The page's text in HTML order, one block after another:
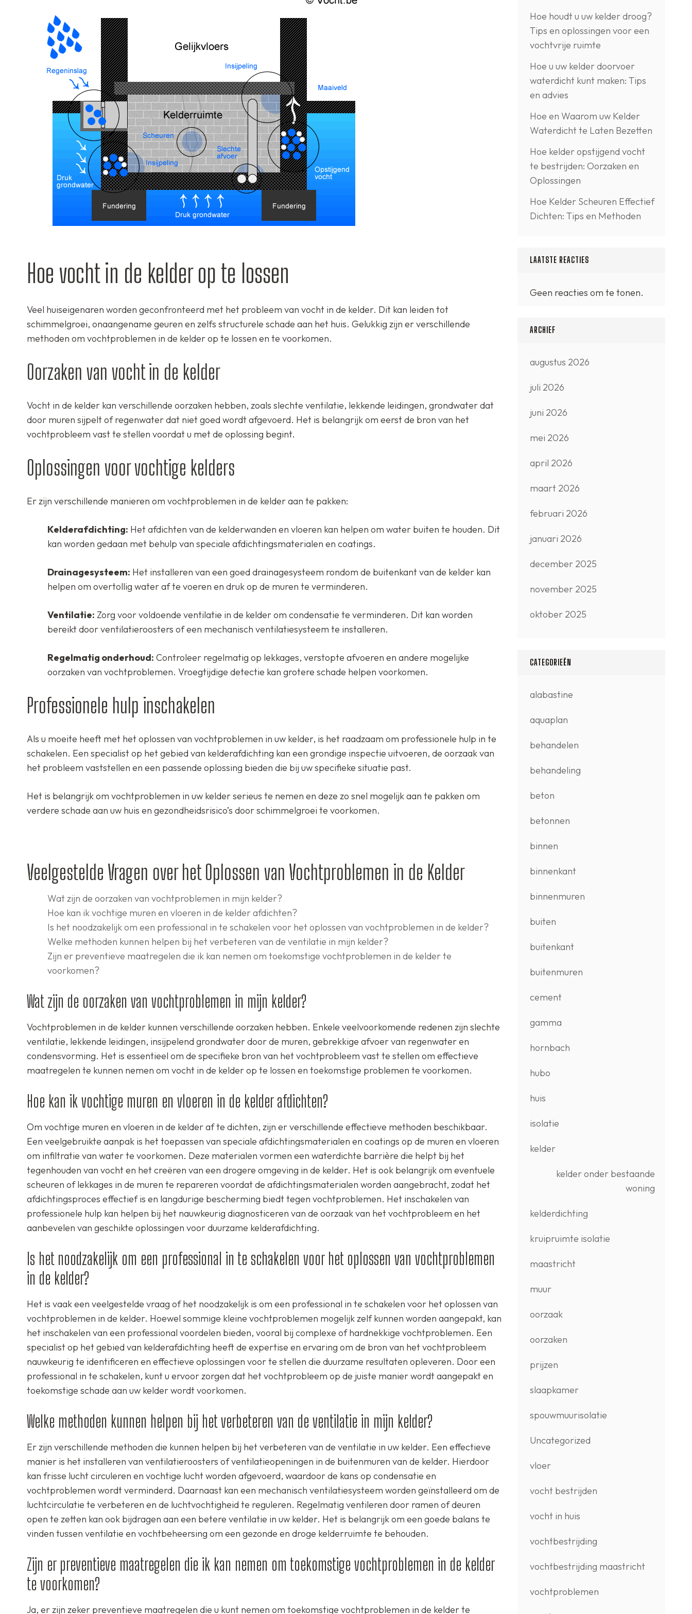
Hoe vocht in de kelder op te lossen
Veel huiseigenaren worden geconfronteerd met het probleem van vocht in de kelder. Dit kan leiden tot
schimmelgroei, onaangename geuren en zelfs structurele schade aan het huis. Gelukkig zijn er verschillende
methoden om vochtproblemen in de kelder op te lossen en te voorkomen.
Oorzaken van vocht in de kelder
Vocht in de kelder kan verschillende oorzaken hebben, zoals slechte ventilatie, lekkende leidingen, grondwater dat
door muren sijpelt of regenwater dat niet goed wordt afgevoerd. Het is belangrijk om eerst de bron van het
vochtprobleem vast te stellen voordat u met de oplossing begint.
Oplossingen voor vochtige kelders
Er zijn verschillende manieren om vochtproblemen in de kelder aan te pakken:
Kelderafdichting: Het afdichten van de kelderwanden en vloeren kan helpen om water buiten te houden. Dit
kan worden gedaan met behulp van speciale afdichtingsmaterialen en coatings.
Drainagesysteem: Het installeren van een goed drainagesysteem rondom de buitenkant van de kelder kan
helpen om overtollig water af te voeren en druk op de muren te verminderen.
Ventilatie: Zorg voor voldoende ventilatie in de kelder om condensatie te verminderen. Dit kan worden
bereikt door ventilatieroosters of een mechanisch ventilatiesysteem te installeren.
Regelmatig onderhoud: Controleer regelmatig op lekkages, verstopte afvoeren en andere mogelijke
oorzaken van vochtproblemen. Vroegtijdige detectie kan grotere schade helpen voorkomen.
Professionele hulp inschakelen
Als u moeite heeft met het oplossen van vochtproblemen in uw kelder, is het raadzaam om professionele hulp in te
schakelen. Een specialist op het gebied van kelderafdichting kan een grondige inspectie uitvoeren, de oorzaak van
het probleem vaststellen en een passende oplossing bieden die bij uw specifieke situatie past.
Het is belangrijk om vochtproblemen in uw kelder serieus te nemen en deze zo snel mogelijk aan te pakken om
verdere schade aan uw huis en gezondheidsrisico’s door schimmelgroei te voorkomen.
Veelgestelde Vragen over het Oplossen van Vochtproblemen in de Kelder
Wat zijn de oorzaken van vochtproblemen in mijn kelder?
Hoe kan ik vochtige muren en vloeren in de kelder afdichten?
Is het noodzakelijk om een professional in te schakelen voor het oplossen van vochtproblemen in de kelder?
Welke methoden kunnen helpen bij het verbeteren van de ventilatie in mijn kelder?
Zijn er preventieve maatregelen die ik kan nemen om toekomstige vochtproblemen in de kelder te
voorkomen?
Wat zijn de oorzaken van vochtproblemen in mijn kelder?
Vochtproblemen in de kelder kunnen verschillende oorzaken hebben. Enkele veelvoorkomende redenen zijn slechte
ventilatie, lekkende leidingen, insijpelend grondwater door de muren, gebrekkige afvoer van regenwater en
condensvorming. Het is essentieel om de specifieke bron van het vochtprobleem vast te stellen om effectieve
maatregelen te kunnen nemen om vocht in de kelder op te lossen en toekomstige problemen te voorkomen.
Hoe kan ik vochtige muren en vloeren in de kelder afdichten?
Om vochtige muren en vloeren in de kelder af te dichten, zijn er verschillende effectieve methoden beschikbaar.
Een veelgebruikte aanpak is het toepassen van speciale afdichtingsmaterialen en coatings op de muren en vloeren
om infiltratie van water te voorkomen. Deze materialen vormen een waterdichte barrière die helpt bij het
tegenhouden van vocht en het creëren van een drogere omgeving in de kelder. Het is ook belangrijk om eventuele
scheuren of lekkages in de muren te repareren voordat de afdichtingsmaterialen worden aangebracht, zodat het
afdichtingsproces effectief is en langdurige bescherming biedt tegen vochtproblemen. Het inschakelen van
professionele hulp kan helpen bij het nauwkeurig diagnosticeren van de oorzaak van het vochtprobleem en het
aanbevelen van geschikte oplossingen voor duurzame kelderafdichting.
Is het noodzakelijk om een professional in te schakelen voor het oplossen van vochtproblemen
in de kelder?
Het is vaak een veelgestelde vraag of het noodzakelijk is om een professional in te schakelen voor het oplossen van
vochtproblemen in de kelder. Hoewel sommige kleine vochtproblemen mogelijk zelf kunnen worden aangepakt, kan
het inschakelen van een professional voordelen bieden, vooral bij complexe of hardnekkige vochtproblemen. Een
specialist op het gebied van kelderafdichting heeft de expertise en ervaring om de bron van het vochtprobleem
nauwkeurig te identificeren en effectieve oplossingen voor te stellen die duurzame resultaten opleveren. Door een
professional in te schakelen, kunt u ervoor zorgen dat het vochtprobleem op de juiste manier wordt aangepakt en
toekomstige schade aan uw kelder wordt voorkomen.
Welke methoden kunnen helpen bij het verbeteren van de ventilatie in mijn kelder?
Er zijn verschillende methoden die kunnen helpen bij het verbeteren van de ventilatie in uw kelder. Een effectieve
manier is het installeren van ventilatieroosters of ventilatieopeningen in de buitenmuren van de kelder. Hierdoor
kan frisse lucht circuleren en vochtige lucht worden afgevoerd, waardoor de kans op condensatie en
vochtproblemen wordt verminderd. Daarnaast kan een mechanisch ventilatiesysteem worden geïnstalleerd om de
luchtcirculatie te verbeteren en de luchtvochtigheid te reguleren. Regelmatig ventileren door ramen of deuren
open te zetten kan ook bijdragen aan een betere ventilatie in uw kelder. Het is belangrijk om een goede balans te
vinden tussen ventilatie en vochtbeheersing om een gezonde en droge kelderruimte te behouden.
Zijn er preventieve maatregelen die ik kan nemen om toekomstige vochtproblemen in de kelder
te voorkomen?
Ja, er zijn zeker preventieve maatregelen die u kunt nemen om toekomstige vochtproblemen in de kelder te
Hoe houdt u uw kelder droog?
Tips en oplossingen voor een
vochtvrije ruimte
Hoe u uw kelder doorvoer
waterdicht kunt maken: Tips
en advies
Hoe en Waarom uw Kelder
Waterdicht te Laten Bezetten
Hoe kelder opstijgend vocht
te bestrijden: Oorzaken en
Oplossingen
Hoe Kelder Scheuren Effectief
Dichten: Tips en Methoden
LAATSTE REACTIES
Geen reacties om te tonen.
ARCHIEF
augustus 2026
juli 2026
juni 2026
mei 2026
april 2026
maart 2026
februari 2026
januari 2026
december 2025
november 2025
oktober 2025
CATEGORIEËN
alabastine
aquaplan
behandelen
behandeling
beton
betonnen
binnen
binnenkant
binnenmuren
buiten
buitenkant
buitenmuren
cement
gamma
hornbach
hubo
huis
isolatie
kelder
kelder onder bestaande
woning
kelderdichting
kruipruimte isolatie
maastricht
muur
oorzaak
oorzaken
prijzen
slaapkamer
spouwmuurisolatie
Uncategorized
vloer
vocht bestrijden
vocht in huis
vochtbestrijding
vochtbestrijding maastricht
vochtproblemen